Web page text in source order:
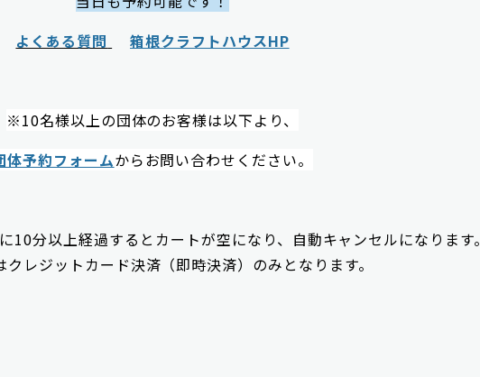
よくある質問
箱根クラフトハウスHP
※10名様以上の団体のお客様は以下より、
体予約フォームからお問い合わせください。
分以上経過するとカートが空になり、自動キャンセルになります。
クレジットカード決済（即時決済）のみとなります。